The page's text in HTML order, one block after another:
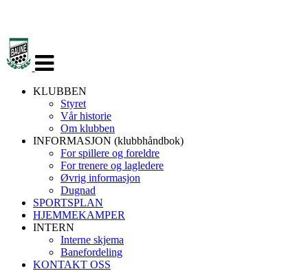
navigasjon
KLUBBEN
Styret
Vår historie
Om klubben
INFORMASJON (klubbhåndbok)
For spillere og foreldre
For trenere og lagledere
Øvrig informasjon
Dugnad
SPORTSPLAN
HJEMMEKAMPER
INTERN
Interne skjema
Banefordeling
KONTAKT OSS